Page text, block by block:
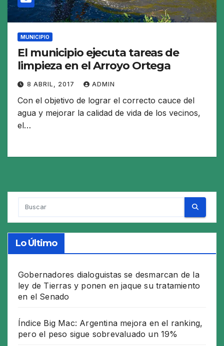
MUNICIPIO
El municipio ejecuta tareas de
limpieza en el Arroyo Ortega
8 ABRIL, 2017 ADMIN
Con el objetivo de lograr el correcto cauce del
agua y mejorar la calidad de vida de los vecinos,
el…
Lo Último
Gobernadores dialoguistas se desmarcan de la
ley de Tierras y ponen en jaque su tratamiento
en el Senado
Índice Big Mac: Argentina mejora en el ranking,
pero el peso sigue sobrevaluado un 19%